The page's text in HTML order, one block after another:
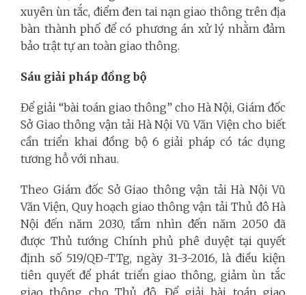
xuyên ùn tắc, điểm đen tai nạn giao thông trên địa
bàn thành phố để có phương án xử lý nhằm đảm
bảo trật tự an toàn giao thông.
Sáu giải pháp đồng bộ
Để giải “bài toán giao thông” cho Hà Nội, Giám đốc
Sở Giao thông vận tải Hà Nội Vũ Văn Viện cho biết
cần triển khai đồng bộ 6 giải pháp có tác dụng
tương hỗ với nhau.
Theo Giám đốc Sở Giao thông vận tải Hà Nội Vũ
Văn Viện, Quy hoạch giao thông vận tải Thủ đô Hà
Nội đến năm 2030, tầm nhìn đến năm 2050 đã
được Thủ tướng Chính phủ phê duyệt tại quyết
định số 519/QĐ-TTg, ngày 31-3-2016, là điều kiện
tiên quyết để phát triển giao thông, giảm ùn tắc